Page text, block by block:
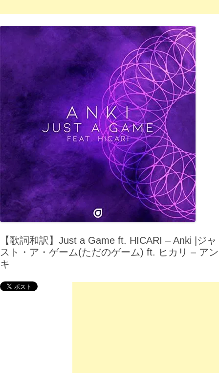
【歌詞和訳】Just a Game ft. HICARI – Anki |ジャ
スト・ア・ゲーム(ただのゲーム) ft. ヒカリ – アン
キ